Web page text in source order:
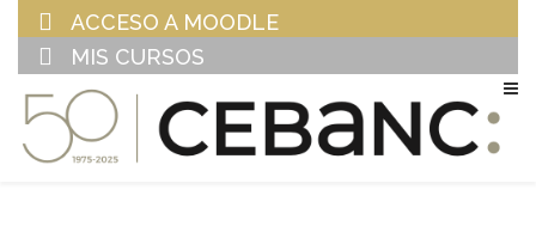
ACCESO A MOODLE
MIS CURSOS